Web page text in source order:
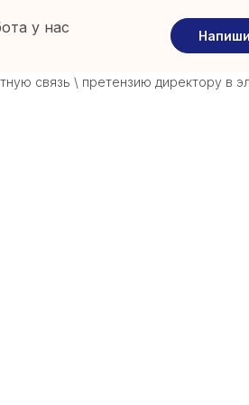
у нас
связь \ претензию директору в